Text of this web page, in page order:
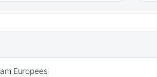
Europees